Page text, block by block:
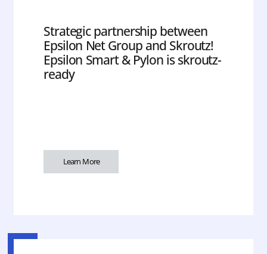
Strategic partnership between
Epsilon Net Group and Skroutz!
Epsilon Smart & Pylon is skroutz-
ready
Learn More